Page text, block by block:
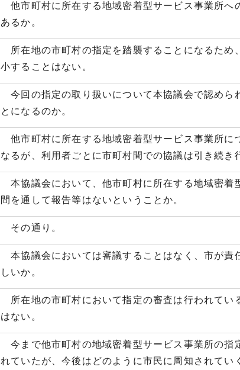
他市町村に所在する地域密着型サービス事業所へ
あるか。
所在地の市町村の指定を踏襲することになるため
小することはない。
今回の指定の取り扱いについて本協議会で認めら
とになるのか。
他市町村に所在する地域密着型サービス事業所に
なるが、利用者ごとに市町村間での協議は引き続き
本協議会において、他市町村に所在する地域密着
間を通して報告等はないということか。
その通り。
本協議会においては審議することはなく、市が責
しいか。
所在地の市町村において指定の審査は行われてい
はない。
今まで他市町村の地域密着型サービス事業所の指
れていたが、今後はどのように市民に周知されてい